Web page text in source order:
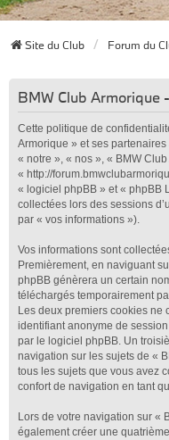
Site du Club Forum du
BMW Club
Cette politique de
Armorique » et ses
« notre », « nos », « BMW
« http://
« logiciel phpBB » et « phpBB
collectées lors des sessions
par « vos informations »).
Vos informations sont
Premièrement, en naviguant
phpBB génèrera un certain
téléchargés temporairement
Les deux premiers cookies ne
identifiant anonyme de
par le logiciel phpBB. Un
navigation sur les sujets de «
tous les sujets que vous avez
confort de navigation en tant
Lors de votre navigation sur «
également créer une